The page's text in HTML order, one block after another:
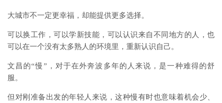
大城市不一定更幸福，却能提供更多选择。
可以换工作，可以学新技能，可以认识来自不同地方的人，也
可以在一个没有太多熟人的环境里，重新认识自己。
文昌的“慢”，对于在外奔波多年的人来说，是一种难得的舒
服。
但对刚准备出发的年轻人来说，这种慢有时也意味着机会少、